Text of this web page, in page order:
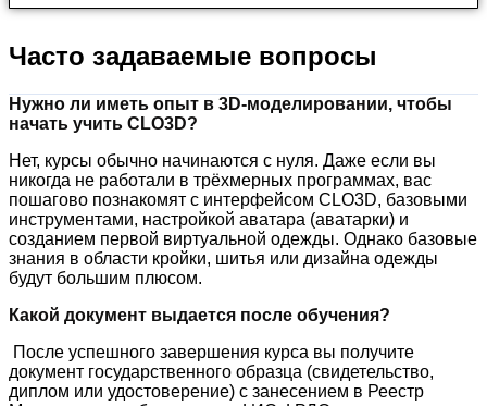
Часто задаваемые вопросы
Нужно ли иметь опыт в 3D-моделировании, чтобы
начать учить CLO3D?
Нет, курсы обычно начинаются с нуля. Даже если вы
никогда не работали в трёхмерных программах, вас
пошагово познакомят с интерфейсом CLO3D, базовыми
инструментами, настройкой аватара (аватарки) и
созданием первой виртуальной одежды. Однако базовые
знания в области кройки, шитья или дизайна одежды
будут большим плюсом.
Какой документ выдается после обучения?
После успешного завершения курса вы получите
документ государственного образца (свидетельство,
диплом или удостоверение) с занесением в Реестр